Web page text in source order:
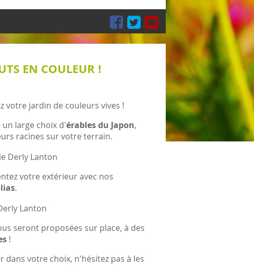
EN COULEUR !
votre jardin de couleurs vives !
large choix d'érables du Japon,
racines sur votre terrain.
votre extérieur avec nos
.
seront proposées sur place, à des
!
votre choix, n'hésitez pas à les